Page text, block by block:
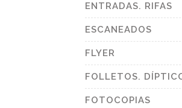
ENTRADAS. RIFAS
ESCANEADOS
FLYER
FOLLETOS.
FOTOCOPIAS